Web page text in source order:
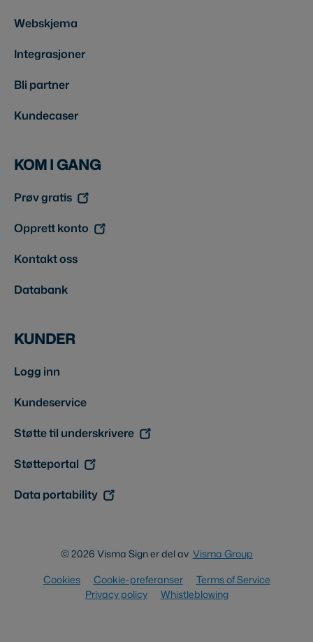
Webskjema
Integrasjoner
Bli partner
Kundecaser
KOM I GANG
Prøv gratis
Opprett konto
Kontakt oss
Databank
KUNDER
Logg inn
Kundeservice
Støtte til underskrivere
Støtteportal
Data portability
© 2026 Visma Sign er del av Visma Group
Cookies
Cookie-preferanser
Terms of Service
Privacy policy
Whistleblowing